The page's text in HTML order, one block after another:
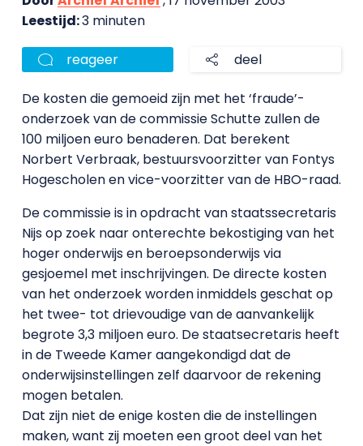
Leestijd:3 minuten
reageer deel
De kosten die gemoeid zijn met het ‘fraude’-
onderzoek van de commissie Schutte zullen de
100 miljoen euro benaderen. Dat berekent
Norbert Verbraak, bestuursvoorzitter van Fontys
Hogescholen en vice-voorzitter van de HBO-raad.
De commissie is in opdracht van staatssecretaris
Nijs op zoek naar onterechte bekostiging van het
hoger onderwijs en beroepsonderwijs via
gesjoemel met inschrijvingen. De directe kosten
van het onderzoek worden inmiddels geschat op
het twee- tot drievoudige van de aanvankelijk
begrote 3,3 miljoen euro. De staatsecretaris heeft
in de Tweede Kamer aangekondigd dat de
onderwijsinstellingen zelf daarvoor de rekening
mogen betalen.
Dat zijn niet de enige kosten die de instellingen
maken, want zij moeten een groot deel van het